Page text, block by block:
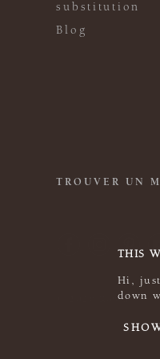
THIS
Hi,
down
substitution
Blog
TROUVER UN
© 2026 Rowan